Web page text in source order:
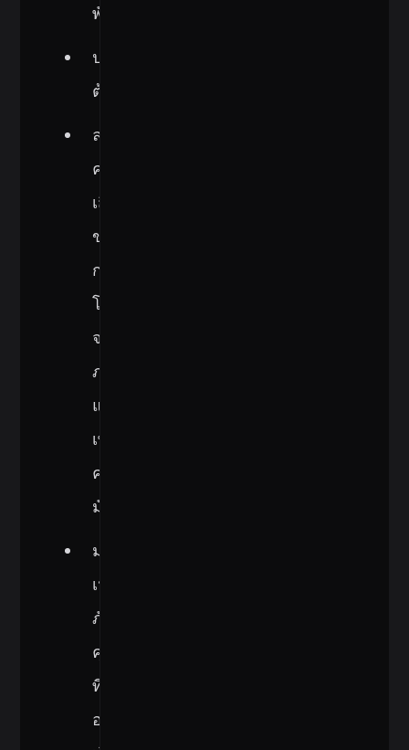
พัฒนา
ประหยัด
ต้นทุน
ลด
ความ
เสี่ยง
ของ
การ
โจมตี
จาก
ภายนอก
และ
เพิ่ม
ความ
มั่นใจ
มอง
เห็น
ภัย
คุกคาม
ที่
อาจ